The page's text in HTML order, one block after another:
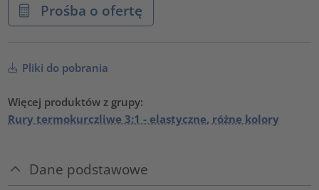
Prośba o ofertę
Pliki do pobrania
Więcej produktów z grupy:
Rury termokurczliwe 3:1 - elastyczne, różne kolory
Dane podstawowe